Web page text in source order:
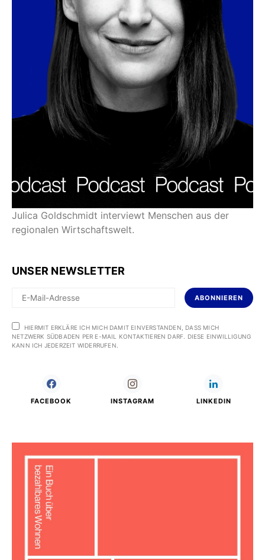
Julica Goldschmidt interviewt Menschen aus der
regionalen Wirtschaftswelt.
UNSER NEWSLETTER
ABONNIEREN
HIERMIT ERKLÄRE ICH MICH DAMIT EINVERSTANDEN, DASS MICH
NETZWERK SÜDBADEN PER E-MAIL KONTAKTIEREN DARF. DIESE EINWILLIGUNG
KANN ICH JEDERZEIT WIDERRUFEN.
FACEBOOK INSTAGRAM LINKEDIN